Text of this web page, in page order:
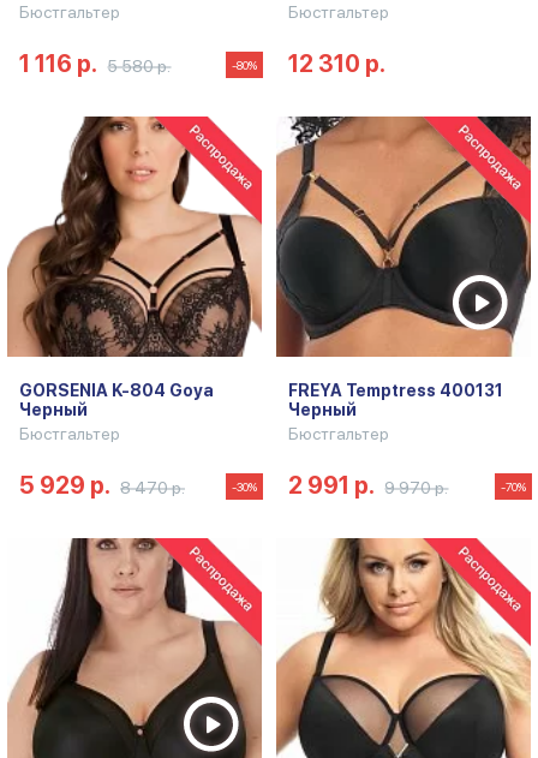
Бюстгальтер
1 116 р. 5 580 р. -80%
Бюстгальтер
12 310 р.
GORSENIA K-804 Goya
Черный
Бюстгальтер
5 929 р. 8 470 р. -30%
FREYA Temptress 400131
Черный
Бюстгальтер
2 991 р. 9 970 р. -70%